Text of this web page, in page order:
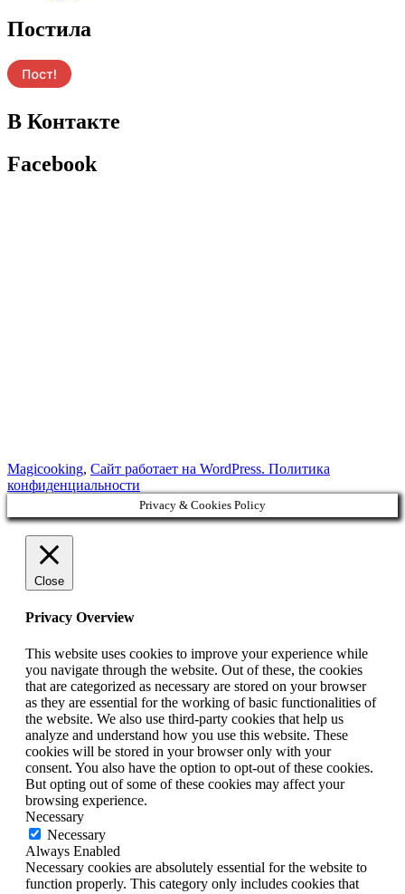
Постила
В Контакте
Facebook
Magicooking, Сайт работает на WordPress. Политика
конфиденциальности
Privacy & Cookies Policy
Close
Privacy Overview
This website uses cookies to improve your experience while
you navigate through the website. Out of these, the cookies
that are categorized as necessary are stored on your browser
as they are essential for the working of basic functionalities of
the website. We also use third-party cookies that help us
analyze and understand how you use this website. These
cookies will be stored in your browser only with your
consent. You also have the option to opt-out of these cookies.
But opting out of some of these cookies may affect your
browsing experience.
Necessary
Necessary
Always Enabled
Necessary cookies are absolutely essential for the website to
function properly. This category only includes cookies that